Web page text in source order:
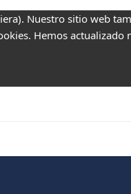
Nuestro sitio web
Hemos actualizado